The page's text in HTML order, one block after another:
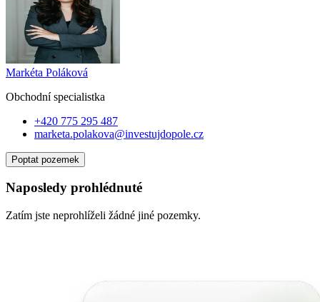
Markéta Poláková
Obchodní specialistka
+420 775 295 487
marketa.polakova@investujdopole.cz
Poptat pozemek
Naposledy prohlédnuté
Zatím jste neprohlíželi žádné jiné pozemky.